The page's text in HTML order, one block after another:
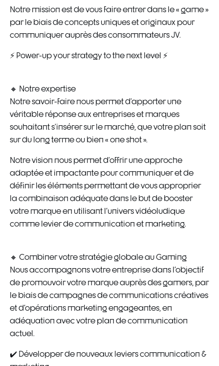
Notre mission est de vous faire entrer dans le « game »
par le biais de concepts uniques et originaux pour
communiquer auprès des consommateurs JV.
⚡ Power-up your strategy to the next level ⚡
🔸 Notre expertise
Notre savoir-faire nous permet d’apporter une
véritable réponse aux entreprises et marques
souhaitant s’insérer sur le marché, que votre plan soit
sur du long terme ou bien « one shot ».
Notre vision nous permet d’offrir une approche
adaptée et impactante pour communiquer et de
définir les éléments permettant de vous approprier
la combinaison adéquate dans le but de booster
votre marque en utilisant l'univers vidéoludique
comme levier de communication et marketing.
🔸 Combiner votre stratégie globale au Gaming
Nous accompagnons votre entreprise dans l'objectif
de promouvoir votre marque auprès des gamers, par
le biais de campagnes de communications créatives
et d'opérations marketing engageantes, en
adéquation avec votre plan de communication
actuel.
✔️ Développer de nouveaux leviers communication &